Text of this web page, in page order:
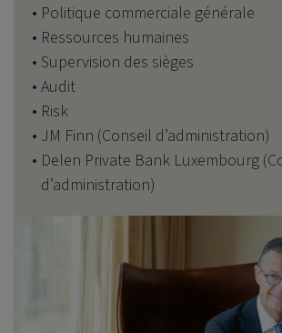
Politique commerciale générale
Ressources humaines
Supervision des sièges
Audit
Risk
JM Finn (Conseil d’administration)
Delen Private Bank Luxembourg
d’administration)